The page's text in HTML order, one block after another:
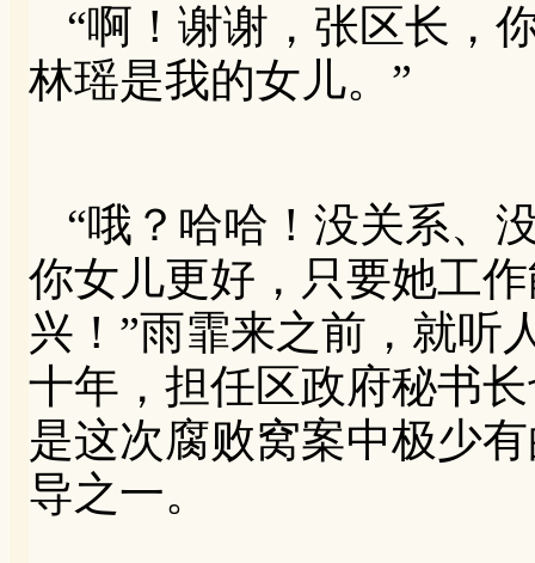
“啊！谢谢，张区长，
林瑶是我的女儿。”
“哦？哈哈！没关系、
你女儿更好，只要她工
兴！”雨霏来之前，就听
十年，担任区政府秘书
是这次腐败窝案中极少
导之一。